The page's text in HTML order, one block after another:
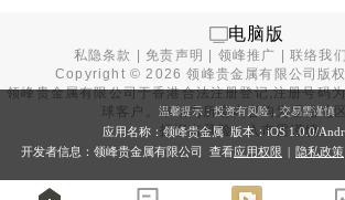
电脑版
私隐条款 |免责声明 | 领峰推广 |联络我们
Copyright © 2026 领峰贵金属有限公司版
领峰贵金属有限公司于香港合法注册登记,注册号码
球客户。本站内所有内容均为香港地
投资有风险，入市需谨慎。
温馨提示：投资有风险，交易需谨慎
应用名称：领峰贵金属 版本：iOS 1.0.0/
开发者信息：领峰贵金属有限公司 查看应用权限 | 隐私政策